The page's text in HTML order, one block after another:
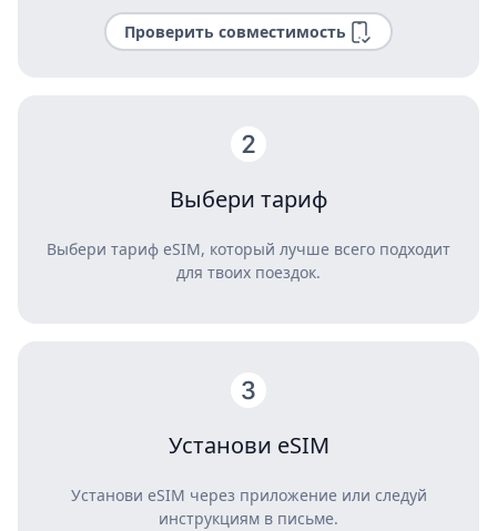
Проверить совместимость
Выбери тариф
Выбери тариф eSIM, который лучше всего подходит
для твоих поездок.
Установи eSIM
Установи eSIM через приложение или следуй
инструкциям в письме.